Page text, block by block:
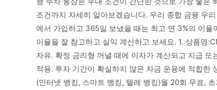
조건까지 자세히 알아보겠습니다. 우리 종합 금융 우
에서 가입하고 365일 보냈을 때는 최고 연 3%의 이
이율을 잘 참고하고 실익 계산하고 보세요. 1. 상품명
자유. 확정 금리형 꺼낼 때에 이자가 계산되고 지급
적용. 투자 기간이 확실하지 않은 자금 운용에 적합한
(인터넷 뱅킹, 스마트 뱅킹, 텔레 뱅킹)월 20회 무료,